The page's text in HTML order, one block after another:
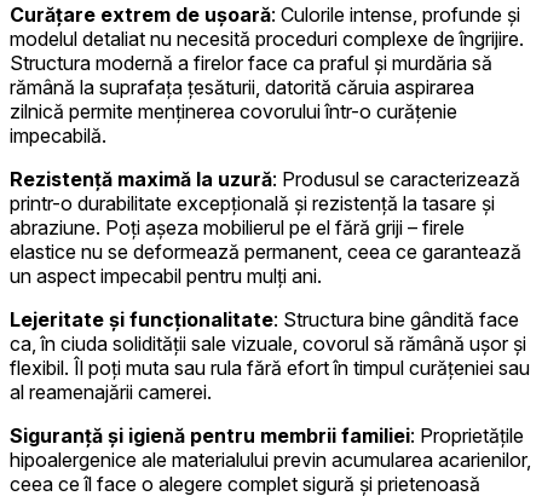
Curățare extrem de ușoară: Culorile intense, profunde și
modelul detaliat nu necesită proceduri complexe de îngrijire.
Structura modernă a firelor face ca praful și murdăria să
rămână la suprafața țesăturii, datorită căruia aspirarea
zilnică permite menținerea covorului într-o curățenie
impecabilă.
Rezistență maximă la uzură: Produsul se caracterizează
printr-o durabilitate excepțională și rezistență la tasare și
abraziune. Poți așeza mobilierul pe el fără griji – firele
elastice nu se deformează permanent, ceea ce garantează
un aspect impecabil pentru mulți ani.
Lejeritate și funcționalitate: Structura bine gândită face
ca, în ciuda solidității sale vizuale, covorul să rămână ușor și
flexibil. Îl poți muta sau rula fără efort în timpul curățeniei sau
al reamenajării camerei.
Siguranță și igienă pentru membrii familiei: Proprietățile
hipoalergenice ale materialului previn acumularea acarienilor,
ceea ce îl face o alegere complet sigură și prietenoasă